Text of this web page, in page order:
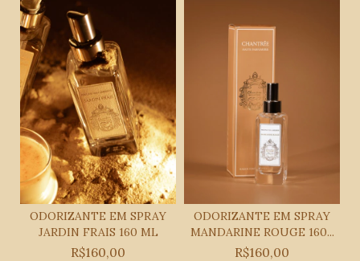
ODORIZANTE EM SPRAY
JARDIN FRAIS 160 ML
R$160,00
ODORIZANTE EM SPRAY
MANDARINE ROUGE 160...
R$160,00